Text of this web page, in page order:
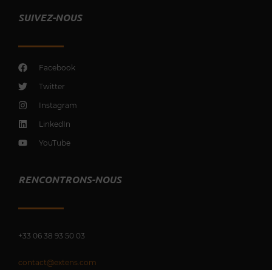
SUIVEZ-NOUS
Facebook
Twitter
Instagram
LinkedIn
YouTube
RENCONTRONS-NOUS
+33 06 38 93 50 03
contact@extens.com